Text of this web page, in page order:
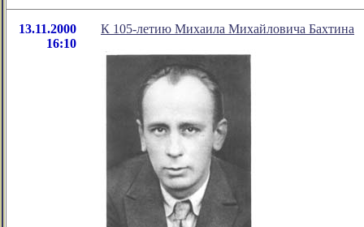
13.11.2000
16:10
К 105-летию Михаила Михайловича Бахтина